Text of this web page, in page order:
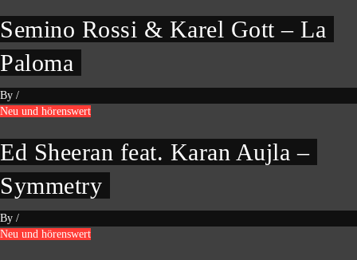
Semino Rossi & Karel Gott – La
Paloma
By /
Neu und hörenswert
Ed Sheeran feat. Karan Aujla –
Symmetry
By /
Neu und hörenswert